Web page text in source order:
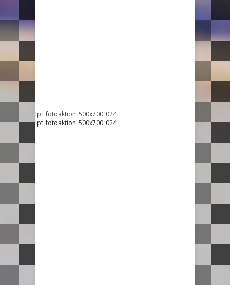
lpt_fotoaktion_500x700_024
lpt_fotoaktion_500x700_024